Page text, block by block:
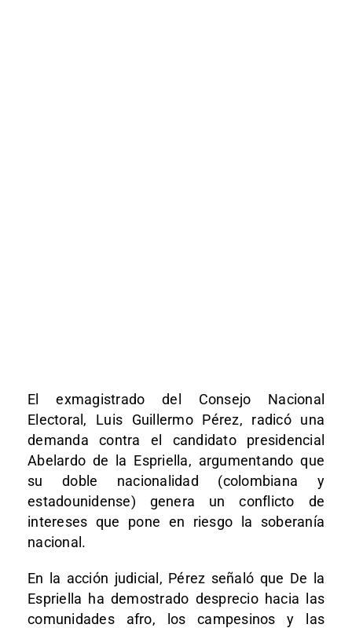
El exmagistrado del Consejo Nacional
Electoral, Luis Guillermo Pérez, radicó una
demanda contra el candidato presidencial
Abelardo de la Espriella, argumentando que
su doble nacionalidad (colombiana y
estadounidense) genera un conflicto de
intereses que pone en riesgo la soberanía
nacional.
En la acción judicial, Pérez señaló que De la
Espriella ha demostrado desprecio hacia las
comunidades afro, los campesinos y las